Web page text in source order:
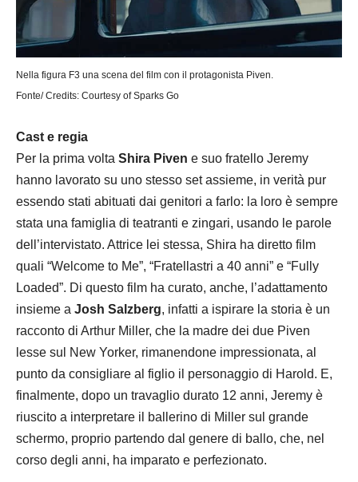
Nella figura F3 una scena del film con il protagonista Piven.
Fonte/ Credits: Courtesy of Sparks Go
Cast e regia
Per la prima volta Shira Piven e suo fratello Jeremy
hanno lavorato su uno stesso set assieme, in verità pur
essendo stati abituati dai genitori a farlo: la loro è sempre
stata una famiglia di teatranti e zingari, usando le parole
dell’intervistato. Attrice lei stessa, Shira ha diretto film
quali “Welcome to Me”, “Fratellastri a 40 anni” e “Fully
Loaded”. Di questo film ha curato, anche, l’adattamento
insieme a Josh Salzberg, infatti a ispirare la storia è un
racconto di Arthur Miller, che la madre dei due Piven
lesse sul New Yorker, rimanendone impressionata, al
punto da consigliare al figlio il personaggio di Harold. E,
finalmente, dopo un travaglio durato 12 anni, Jeremy è
riuscito a interpretare il ballerino di Miller sul grande
schermo, proprio partendo dal genere di ballo, che, nel
corso degli anni, ha imparato e perfezionato.